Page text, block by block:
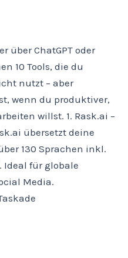
über ChatGPT oder
10 Tools, die du
nutzt – aber
wenn du produktiver,
willst. 1. Rask.ai –
übersetzt deine
130 Sprachen inkl.
Ideal für globale
Media.